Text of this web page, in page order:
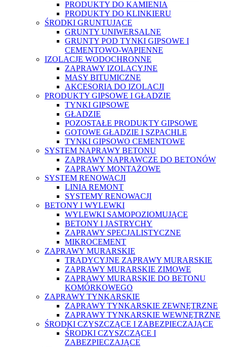
PRODUKTY DO KAMIENIA
PRODUKTY DO KLINKIERU
ŚRODKI GRUNTUJĄCE
GRUNTY UNIWERSALNE
GRUNTY POD TYNKI GIPSOWE I
CEMENTOWO-WAPIENNE
IZOLACJE WODOCHRONNE
ZAPRAWY IZOLACYJNE
MASY BITUMICZNE
AKCESORIA DO IZOLACJI
PRODUKTY GIPSOWE I GŁADZIE
TYNKI GIPSOWE
GŁADZIE
POZOSTAŁE PRODUKTY GIPSOWE
GOTOWE GŁADZIE I SZPACHLE
TYNKI GIPSOWO CEMENTOWE
SYSTEM NAPRAWY BETONU
ZAPRAWY NAPRAWCZE DO BETONÓW
ZAPRAWY MONTAŻOWE
SYSTEM RENOWACJI
LINIA REMONT
SYSTEMY RENOWACJI
BETONY I WYLEWKI
WYLEWKI SAMOPOZIOMUJĄCE
BETONY I JASTRYCHY
ZAPRAWY SPECJALISTYCZNE
MIKROCEMENT
ZAPRAWY MURARSKIE
TRADYCYJNE ZAPRAWY MURARSKIE
ZAPRAWY MURARSKIE ZIMOWE
ZAPRAWY MURARSKIE DO BETONU
KOMÓRKOWEGO
ZAPRAWY TYNKARSKIE
ZAPRAWY TYNKARSKIE ZEWNĘTRZNE
ZAPRAWY TYNKARSKIE WEWNĘTRZNE
ŚRODKI CZYSZCZĄCE I ZABEZPIECZAJĄCE
ŚRODKI CZYSZCZĄCE I
ZABEZPIECZAJĄCE